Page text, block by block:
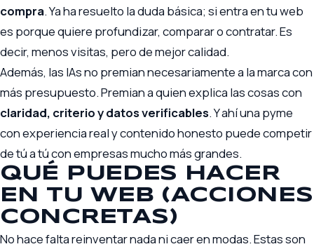
compra. Ya ha resuelto la duda básica; si entra en tu web
es porque quiere profundizar, comparar o contratar. Es
decir, menos visitas, pero de mejor calidad.
Además, las IAs no premian necesariamente a la marca con
más presupuesto. Premian a quien explica las cosas con
claridad, criterio y datos verificables. Y ahí una pyme
con experiencia real y contenido honesto puede competir
de tú a tú con empresas mucho más grandes.
QUÉ PUEDES HACER
EN TU WEB (ACCIONES
CONCRETAS)
No hace falta reinventar nada ni caer en modas. Estas son